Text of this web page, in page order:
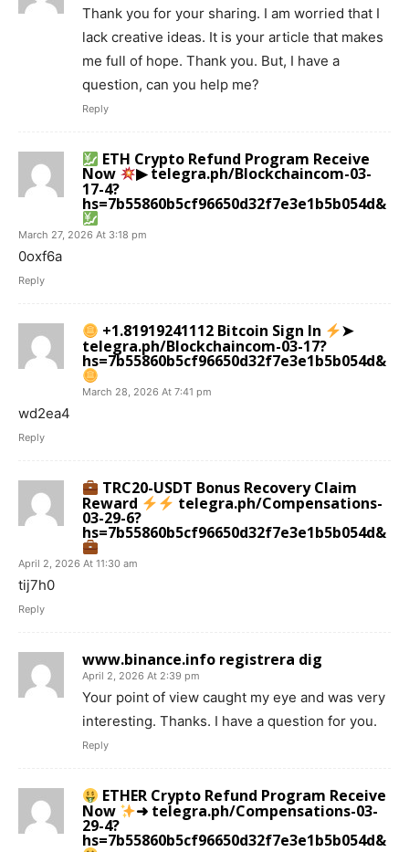
Thank you for your sharing. I am worried that I
lack creative ideas. It is your article that makes
me full of hope. Thank you. But, I have a
question, can you help me?
Reply
ETH Crypto Refund Program Receive
Now ▶ telegra.ph/Blockchaincom-03-
17-4?
hs=7b55860b5cf96650d32f7e3e1b5b054d&
March 27, 2026 At 3:18 pm
0oxf6a
Reply
+1.81919241112 Bitcoin Sign In ➤
telegra.ph/Blockchaincom-03-17?
hs=7b55860b5cf96650d32f7e3e1b5b054d&
March 28, 2026 At 7:41 pm
wd2ea4
Reply
TRC20-USDT Bonus Recovery Claim
Reward telegra.ph/Compensations-
03-29-6?
hs=7b55860b5cf96650d32f7e3e1b5b054d&
April 2, 2026 At 11:30 am
tij7h0
Reply
www.binance.info registrera dig
April 2, 2026 At 2:39 pm
Your point of view caught my eye and was very
interesting. Thanks. I have a question for you.
Reply
ETHER Crypto Refund Program Receive
Now ➜ telegra.ph/Compensations-03-
29-4?
hs=7b55860b5cf96650d32f7e3e1b5b054d&